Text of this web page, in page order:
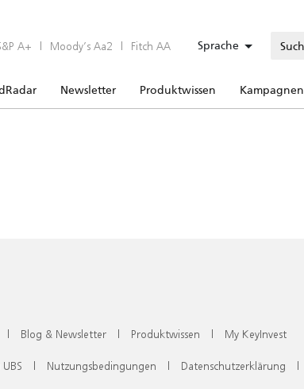
A+ | Moody’s Aa2 | Fitch AA Sprache
Newsletter Produktwissen Kampagnen
| Blog & Newsletter | Produktwissen | My KeyInvest
| Nutzungsbedingungen | Datenschutzerklärung |